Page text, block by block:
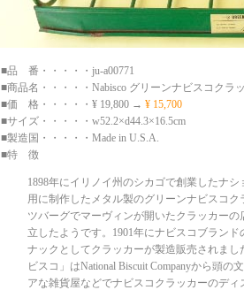
■品 番・・・・・ju-a00771
■商品名・・・・・Nabisco グリーンナビスコクラ
■価 格・・・・・¥ 19,800 → ¥ 15,700
■サイズ・・・・・w52.2×d44.3×16.5cm
■製造国・・・・・Made in U.S.A.
■特 徴
1898年にイリノイ州のシカゴで創業したナ
用に制作したメタル製のグリーンナビスコ
ツバーグでマーヴィンが開いたクラッカー
立したようです。1901年にナビスコブラン
ナックとしてクラッカーが製造販売されま
ビスコ」はNational Biscuit Companyから頭
アな雑貨屋などでナビスコクラッカーのデ